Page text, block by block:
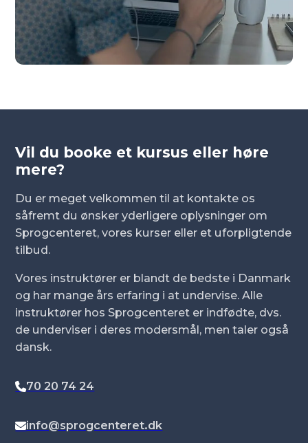
Vil du booke et kursus eller høre
mere?
Du er meget velkommen til at kontakte os
såfremt du ønsker yderligere oplysninger om
Sprogcenteret, vores kurser eller et uforpligtende
tilbud.
Vores instruktører er blandt de bedste i Danmark
og har mange års erfaring i at undervise. Alle
instruktører hos Sprogcenteret er indfødte, dvs.
de underviser i deres modersmål, men taler også
dansk.
70 20 74 24
info@sprogcenteret.dk